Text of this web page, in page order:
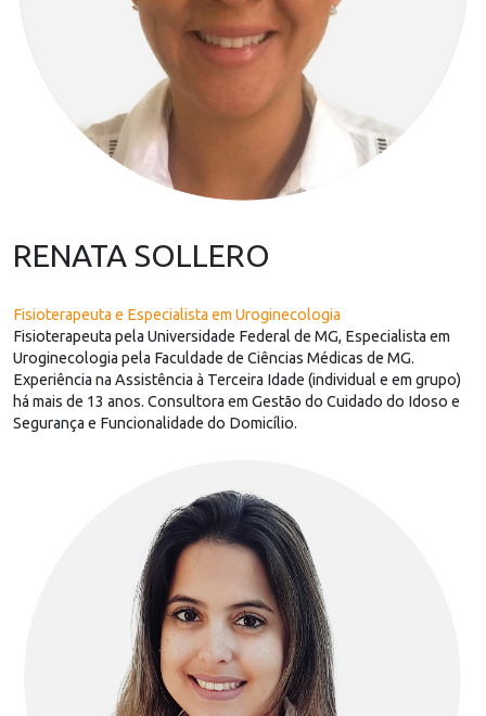
RENATA SOLLERO
Fisioterapeuta e Especialista em Uroginecologia
Fisioterapeuta pela Universidade Federal de MG, Especialista em
Uroginecologia pela Faculdade de Ciências Médicas de MG.
Experiência na Assistência à Terceira Idade (individual e em grupo)
há mais de 13 anos. Consultora em Gestão do Cuidado do Idoso e
Segurança e Funcionalidade do Domicílio.